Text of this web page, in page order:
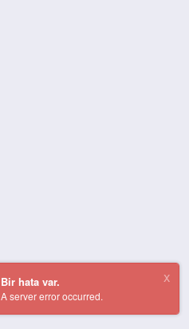
Bir hata var.
A server error occurred.